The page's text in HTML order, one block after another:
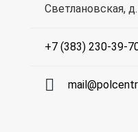
Светлановская,
+7 (383) 230-39-